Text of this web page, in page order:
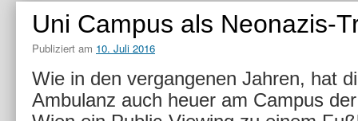
Uni Campus als Neonazis-
Publiziert am 10. Juli 2016
Wie in den vergangenen Jahren, hat
Ambulanz auch heuer am Campus